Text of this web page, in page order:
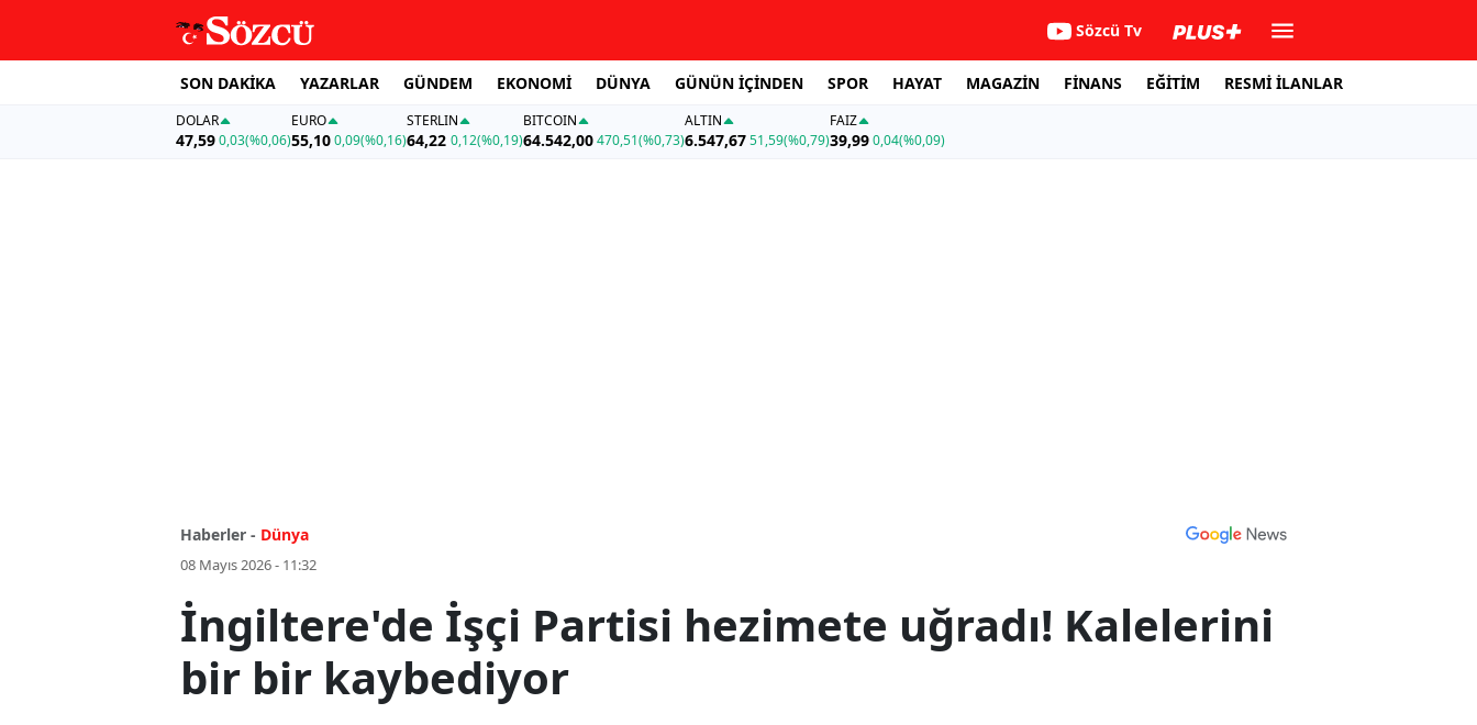
Sözcü Tv
SON DAKİKA YAZARLAR GÜNDEM EKONOMİ DÜNYA GÜNÜN İÇİNDEN SPOR HAYAT MAGAZİN FİNANS EĞİTİM RESMİ İLANLAR
DOLAR
47,590,03(%0,06)
EURO
55,10 0,09(%0,16)
STERLIN
64,22 0,12(%0,19)
BITCOIN
64.542,00470,51(%0,73)
ALTIN
6.547,6751,59(%0,79)
FAİZ
39,990,04(%0,09)
Haberler - Dünya
08 Mayıs 2026 - 11:32
İngiltere'de İşçi Partisi hezimete uğradı! Kalelerini
bir bir kaybediyor